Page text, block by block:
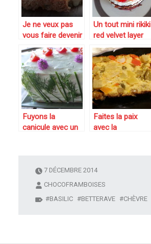
Je ne veux pas
vous faire devenir
chèvre mais je
serai tout miel :
Tartine de chèvre
aux pommes,
miel et pistaches :
battle food #24
Un tout mini rikiki
red velvet layer
cake à la
betterave #
bataille food12
Fuyons la
canicule avec un
concombre et
fenouil
Faites la paix
avec la
« Terrine légère à
la macédoine et
7 DÉCEMBRE 2014
CHOCOFRAMBOISES
BASILIC
BETTERAVE CHÈVRE